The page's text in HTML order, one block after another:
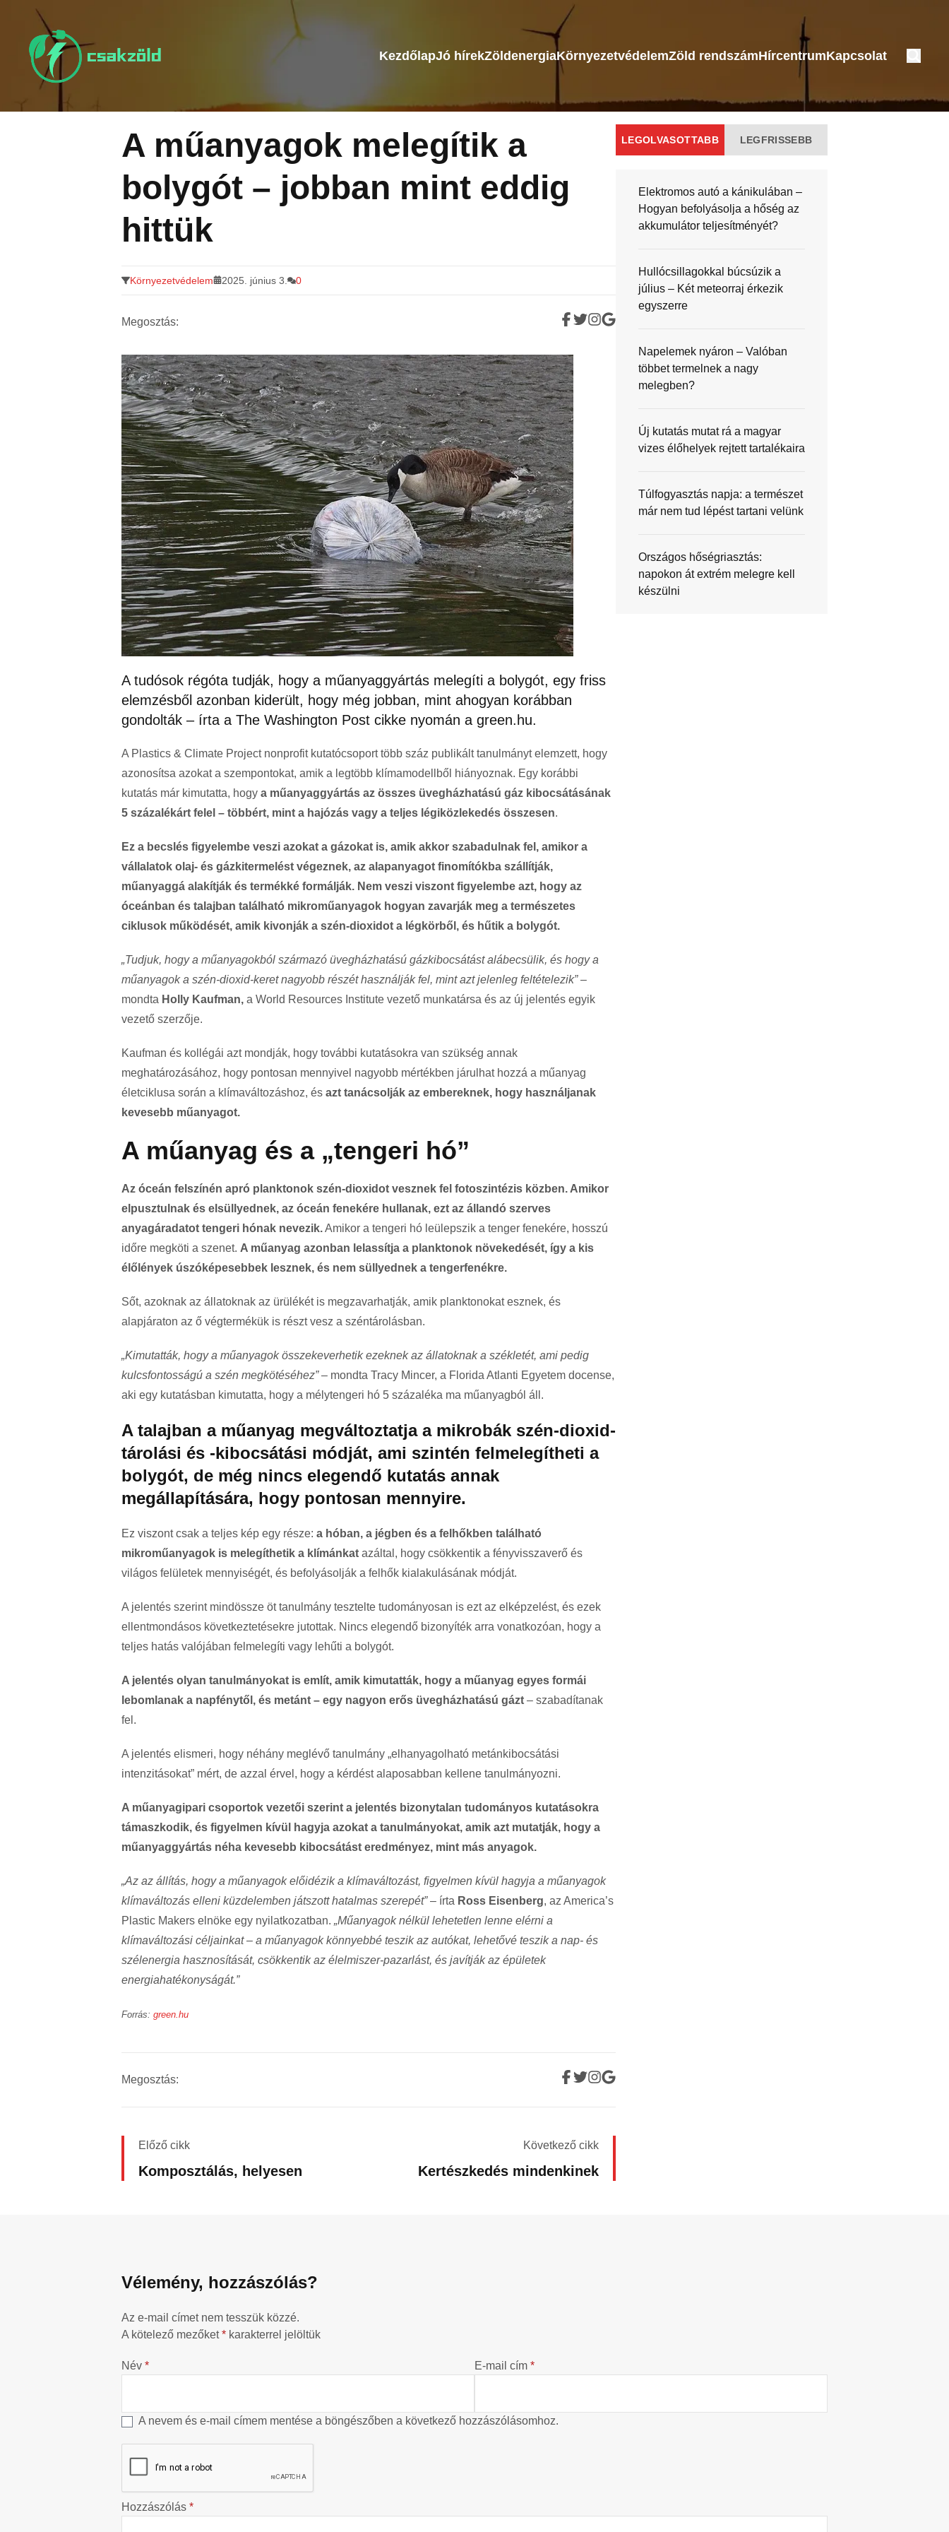
a
KezdőlapJó hírekZöldenergiaKörnyezetvédelemZöld rendszámHírcentrumKapcsolat
A műanyagok melegítik a
bolygót – jobban mint eddig
hittük
Környezetvédelem 2025. június 3. 0
Megosztás:
A tudósok régóta tudják, hogy a műanyaggyártás melegíti a bolygót, egy friss
elemzésből azonban kiderült, hogy még jobban, mint ahogyan korábban
gondolták – írta a The Washington Post cikke nyomán a green.hu.
A Plastics & Climate Project nonprofit kutatócsoport több száz publikált tanulmányt elemzett, hogy
azonosítsa azokat a szempontokat, amik a legtöbb klímamodellből hiányoznak. Egy korábbi
kutatás már kimutatta, hogy a műanyaggyártás az összes üvegházhatású gáz kibocsátásának
5 százalékárt felel – többért, mint a hajózás vagy a teljes légiközlekedés összesen.
Ez a becslés figyelembe veszi azokat a gázokat is, amik akkor szabadulnak fel, amikor a
vállalatok olaj- és gázkitermelést végeznek, az alapanyagot finomítókba szállítják,
műanyaggá alakítják és termékké formálják. Nem veszi viszont figyelembe azt, hogy az
óceánban és talajban található mikroműanyagok hogyan zavarják meg a természetes
ciklusok működését, amik kivonják a szén-dioxidot a légkörből, és hűtik a bolygót.
„Tudjuk, hogy a műanyagokból származó üvegházhatású gázkibocsátást alábecsülik, és hogy a
műanyagok a szén-dioxid-keret nagyobb részét használják fel, mint azt jelenleg feltételezik”–
mondta Holly Kaufman, a World Resources Institute vezető munkatársa és az új jelentés egyik
vezető szerzője.
Kaufman és kollégái azt mondják, hogy további kutatásokra van szükség annak
meghatározásához, hogy pontosan mennyivel nagyobb mértékben járulhat hozzá a műanyag
életciklusa során a klímaváltozáshoz, és azt tanácsolják az embereknek, hogy használjanak
kevesebb műanyagot.
A műanyag és a „tengeri hó”
Az óceán felszínén apró planktonok szén-dioxidot vesznek fel fotoszintézis közben. Amikor
elpusztulnak és elsüllyednek, az óceán fenekére hullanak, ezt az állandó szerves
anyagáradatot tengeri hónak nevezik.Amikor a tengeri hó leülepszik a tenger fenekére, hosszú
időre megköti a szenet. A műanyag azonban lelassítja a planktonok növekedését, így a kis
élőlények úszóképesebbek lesznek, és nem süllyednek a tengerfenékre.
Sőt, azoknak az állatoknak az ürülékét is megzavarhatják, amik planktonokat esznek, és
alapjáraton az ő végtermékük is részt vesz a széntárolásban.
„Kimutatták, hogy a műanyagok összekeverhetik ezeknek az állatoknak a székletét, ami pedig
kulcsfontosságú a szén megkötéséhez”– mondta Tracy Mincer, a Florida Atlanti Egyetem docense,
aki egy kutatásban kimutatta, hogy a mélytengeri hó 5 százaléka ma műanyagból áll.
A talajban a műanyag megváltoztatja a mikrobák szén-dioxid-
tárolási és -kibocsátási módját, ami szintén felmelegítheti a
bolygót, de még nincs elegendő kutatás annak
megállapítására, hogy pontosan mennyire.
Ez viszont csak a teljes kép egy része: a hóban, a jégben és a felhőkben található
mikroműanyagok is melegíthetik a klímánkat azáltal, hogy csökkentik a fényvisszaverő és
világos felületek mennyiségét, és befolyásolják a felhők kialakulásának módját.
A jelentés szerint mindössze öt tanulmány tesztelte tudományosan is ezt az elképzelést, és ezek
ellentmondásos következtetésekre jutottak. Nincs elegendő bizonyíték arra vonatkozóan, hogy a
teljes hatás valójában felmelegíti vagy lehűti a bolygót.
A jelentés olyan tanulmányokat is említ, amik kimutatták, hogy a műanyag egyes formái
lebomlanak a napfénytől, és metánt – egy nagyon erős üvegházhatású gázt – szabadítanak
fel.
A jelentés elismeri, hogy néhány meglévő tanulmány „elhanyagolható metánkibocsátási
intenzitásokat” mért, de azzal érvel, hogy a kérdést alaposabban kellene tanulmányozni.
A műanyagipari csoportok vezetői szerint a jelentés bizonytalan tudományos kutatásokra
támaszkodik, és figyelmen kívül hagyja azokat a tanulmányokat, amik azt mutatják, hogy a
műanyaggyártás néha kevesebb kibocsátást eredményez, mint más anyagok.
„Az az állítás, hogy a műanyagok előidézik a klímaváltozást, figyelmen kívül hagyja a műanyagok
klímaváltozás elleni küzdelemben játszott hatalmas szerepét”– írta Ross Eisenberg, az America’s
Plastic Makers elnöke egy nyilatkozatban. „Műanyagok nélkül lehetetlen lenne elérni a
klímaváltozási céljainkat – a műanyagok könnyebbé teszik az autókat, lehetővé teszik a nap- és
szélenergia hasznosítását, csökkentik az élelmiszer-pazarlást, és javítják az épületek
energiahatékonyságát.”
Forrás: green.hu
Megosztás:
Előző cikk
Komposztálás, helyesen
Következő cikk
Kertészkedés mindenkinek
LEGOLVASOTTABB LEGFRISSEBB
Elektromos autó a kánikulában –
Hogyan befolyásolja a hőség az
akkumulátor teljesítményét?
Hullócsillagokkal búcsúzik a
július – Két meteorraj érkezik
egyszerre
Napelemek nyáron – Valóban
többet termelnek a nagy
melegben?
Új kutatás mutat rá a magyar
vizes élőhelyek rejtett tartalékaira
Túlfogyasztás napja: a természet
már nem tud lépést tartani velünk
Országos hőségriasztás:
napokon át extrém melegre kell
készülni
Vélemény, hozzászólás?
Az e-mail címet nem tesszük közzé.
A kötelező mezőket* karakterrel jelöltük
Név * E-mail cím *
A nevem és e-mail címem mentése a böngészőben a következő hozzászólásomhoz.
Hozzászólás *